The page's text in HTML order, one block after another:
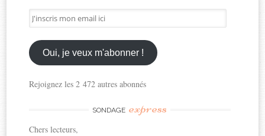
J'inscris
mon
email
ici
Oui, je veux m'abonner !
Rejoignez les 2 472 autres abonnés
SONDAGE express
Chers lecteurs,